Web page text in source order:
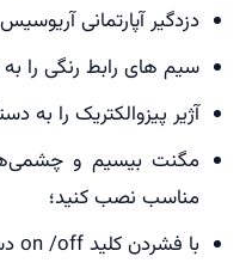
دزدگیر آپارتمانی
سیم های رابط رنگی را
آژیر پیزوالکتریک را به
مگنت بیسیم و
مناسب نصب کنید؛
با فشردن کلید on /off دستگاه، دزدگیر را روشن کنید؛